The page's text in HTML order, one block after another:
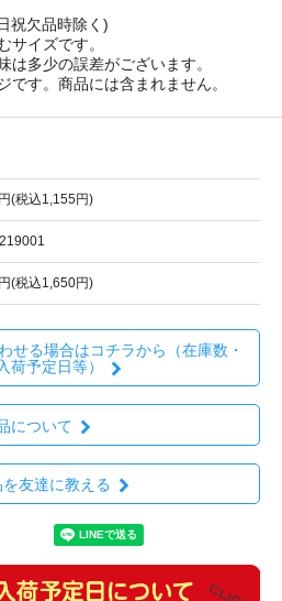
祝欠品時除く)
イズです。
多少の誤差がございます。
す。商品には含まれません。
(税込1,155円)
(税込1,650円)
せる場合はコチラから（在庫数・
荷予定日等）
について
友達に教える